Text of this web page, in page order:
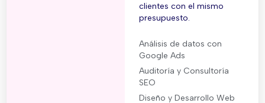
clientes con el mismo
presupuesto.
Análisis de datos con
Google Ads
Auditoría y Consultoría
SEO
Diseño y Desarrollo Web